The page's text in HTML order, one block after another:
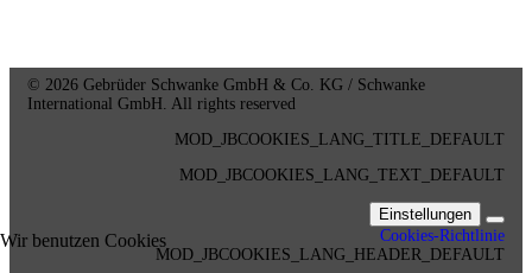
© 2026 Gebrüder Schwanke GmbH & Co. KG / Schwanke
International GmbH. All rights reserved
MOD_JBCOOKIES_LANG_TITLE_DEFAULT
MOD_JBCOOKIES_LANG_TEXT_DEFAULT
Einstellungen
Cookies-Richtlinie
MOD_JBCOOKIES_LANG_HEADER_DEFAULT
Wir benutzen Cookies